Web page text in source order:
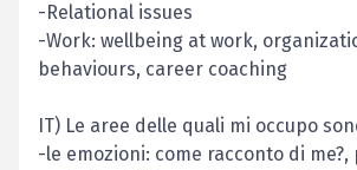
-Relational issues
-Work: wellbeing at work,
behaviours, career coaching
IT) Le aree delle quali mi occupo
-le emozioni: come racconto di me?,